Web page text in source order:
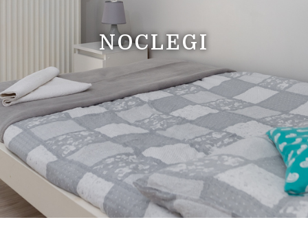
NOCLEGI